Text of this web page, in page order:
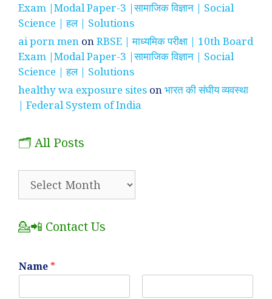
Exam |Modal Paper-3 |सामाजिक विज्ञान | Social
Science | हल | Solutions
ai porn men onRBSE | माध्यमिक परीक्षा | 10th Board
Exam |Modal Paper-3 |सामाजिक विज्ञान | Social
Science | हल | Solutions
healthy wa exposure sites onभारत की संघीय व्यवस्था
| Federal System of India
🗂️ All Posts
💁📲 Contact Us
Name *